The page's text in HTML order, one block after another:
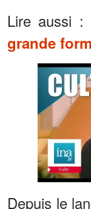
Lire aussi :
grande
Depuis le